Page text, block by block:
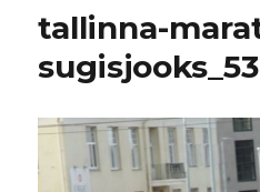
tallinna-